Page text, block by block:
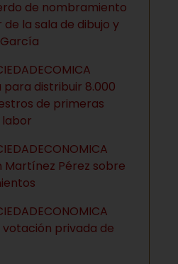
de nombramiento
la sala de dibujo y
distribuir 8.000
de primeras
Martínez Pérez sobre
privada de